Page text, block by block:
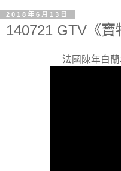
2018年6月13日
140721 GTV《寶
法國陳年白